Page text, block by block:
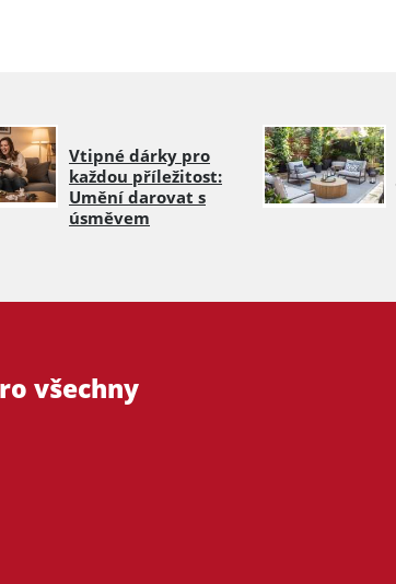
Vtipné dárky pro
každou příležitost:
Umění darovat s
úsměvem
všechny